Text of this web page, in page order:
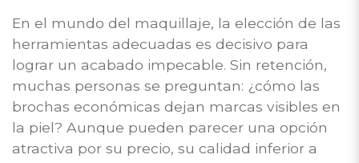
En el mundo del maquillaje, la elección de las
herramientas adecuadas es decisivo para
lograr un acabado impecable. Sin retención,
muchas personas se preguntan: ¿cómo las
brochas económicas dejan marcas visibles en
la piel? Aunque pueden parecer una opción
atractiva por su precio, su calidad inferior a